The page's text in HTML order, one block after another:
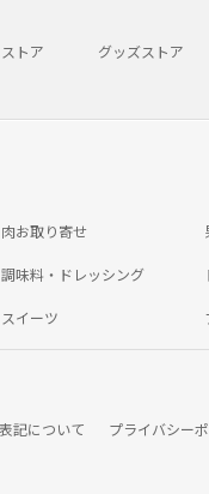
トア グッズストア
肉お取り寄せ
調味料・ドレッシング
スイーツ
記について プライバシー